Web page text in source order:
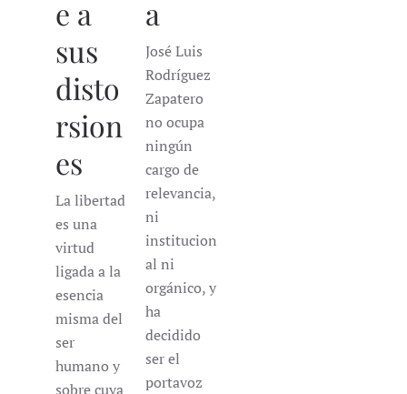
e a
sus
disto
rsion
es
La libertad
es una
virtud
ligada a la
esencia
misma del
ser
humano y
sobre cuya
a
José Luis
Rodríguez
Zapatero
no ocupa
ningún
cargo de
relevancia,
ni
institucion
al ni
orgánico, y
ha
decidido
ser el
portavoz